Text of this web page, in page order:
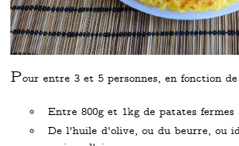
Pour entre 3 et 5 personnes, en fonction
Entre 800g et 1kg de patates fermes
De l'huile d'olive, ou du beurre, ou